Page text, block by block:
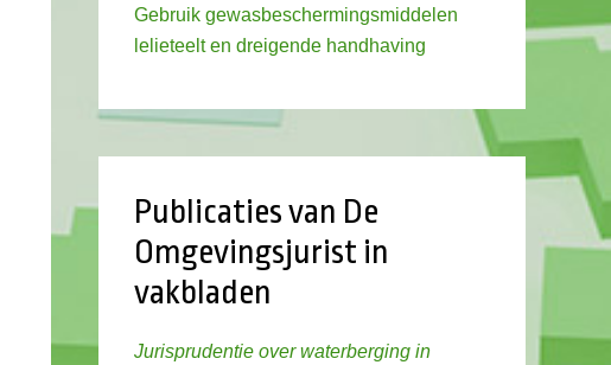
Gebruik gewasbeschermingsmiddelen
lelieteelt en dreigende handhaving
Publicaties van De
Omgevingsjurist in
vakbladen
Jurisprudentie over waterberging in